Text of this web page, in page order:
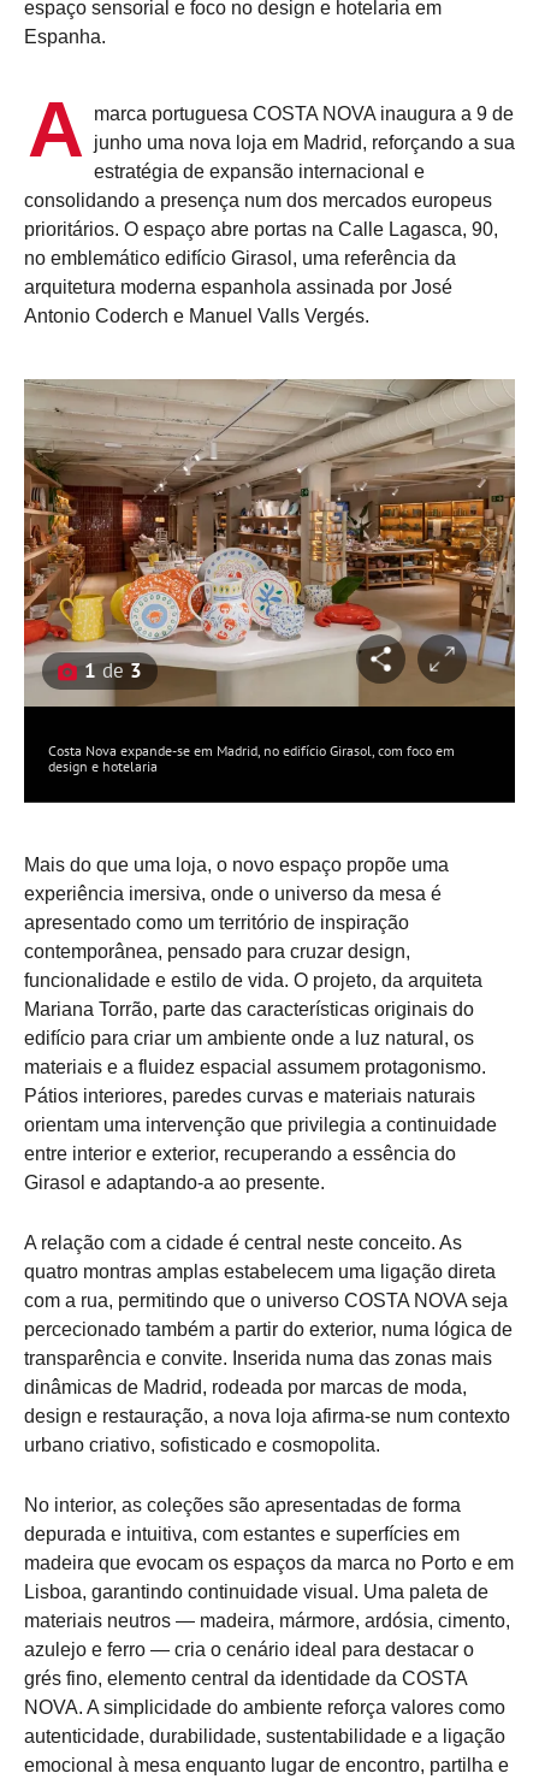
espaço sensorial e foco no design e hotelaria em
Espanha.
A
marca portuguesa COSTA NOVA inaugura a 9 de
junho uma nova loja em Madrid, reforçando a sua
estratégia de expansão internacional e
consolidando a presença num dos mercados europeus
prioritários. O espaço abre portas na Calle Lagasca, 90,
no emblemático edifício Girasol, uma referência da
arquitetura moderna espanhola assinada por José
Antonio Coderch e Manuel Valls Vergés.
1 de3
Costa Nova expande-se em Madrid, no edifício Girasol, com foco em
design e hotelaria
Mais do que uma loja, o novo espaço propõe uma
experiência imersiva, onde o universo da mesa é
apresentado como um território de inspiração
contemporânea, pensado para cruzar design,
funcionalidade e estilo de vida. O projeto, da arquiteta
Mariana Torrão, parte das características originais do
edifício para criar um ambiente onde a luz natural, os
materiais e a fluidez espacial assumem protagonismo.
Pátios interiores, paredes curvas e materiais naturais
orientam uma intervenção que privilegia a continuidade
entre interior e exterior, recuperando a essência do
Girasol e adaptando-a ao presente.
A relação com a cidade é central neste conceito. As
quatro montras amplas estabelecem uma ligação direta
com a rua, permitindo que o universo COSTA NOVA seja
percecionado também a partir do exterior, numa lógica de
transparência e convite. Inserida numa das zonas mais
dinâmicas de Madrid, rodeada por marcas de moda,
design e restauração, a nova loja afirma-se num contexto
urbano criativo, sofisticado e cosmopolita.
No interior, as coleções são apresentadas de forma
depurada e intuitiva, com estantes e superfícies em
madeira que evocam os espaços da marca no Porto e em
Lisboa, garantindo continuidade visual. Uma paleta de
materiais neutros — madeira, mármore, ardósia, cimento,
azulejo e ferro — cria o cenário ideal para destacar o
grés fino, elemento central da identidade da COSTA
NOVA. A simplicidade do ambiente reforça valores como
autenticidade, durabilidade, sustentabilidade e a ligação
emocional à mesa enquanto lugar de encontro, partilha e